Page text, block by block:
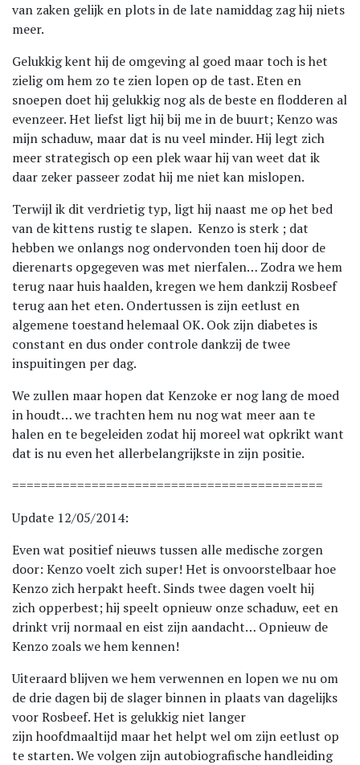
van zaken gelijk en plots in de late namiddag zag hij niets
meer.
Gelukkig kent hij de omgeving al goed maar toch is het
zielig om hem zo te zien lopen op de tast. Eten en
snoepen doet hij gelukkig nog als de beste en flodderen al
evenzeer. Het liefst ligt hij bij me in de buurt; Kenzo was
mijn schaduw, maar dat is nu veel minder. Hij legt zich
meer strategisch op een plek waar hij van weet dat ik
daar zeker passeer zodat hij me niet kan mislopen.
Terwijl ik dit verdrietig typ, ligt hij naast me op het bed
van de kittens rustig te slapen. Kenzo is sterk ; dat
hebben we onlangs nog ondervonden toen hij door de
dierenarts opgegeven was met nierfalen… Zodra we hem
terug naar huis haalden, kregen we hem dankzij Rosbeef
terug aan het eten. Ondertussen is zijn eetlust en
algemene toestand helemaal OK. Ook zijn diabetes is
constant en dus onder controle dankzij de twee
inspuitingen per dag.
We zullen maar hopen dat Kenzoke er nog lang de moed
in houdt… we trachten hem nu nog wat meer aan te
halen en te begeleiden zodat hij moreel wat opkrikt want
dat is nu even het allerbelangrijkste in zijn positie.
===========================================
Update 12/05/2014:
Even wat positief nieuws tussen alle medische zorgen
door: Kenzo voelt zich super! Het is onvoorstelbaar hoe
Kenzo zich herpakt heeft. Sinds twee dagen voelt hij
zich opperbest; hij speelt opnieuw onze schaduw, eet en
drinkt vrij normaal en eist zijn aandacht… Opnieuw de
Kenzo zoals we hem kennen!
Uiteraard blijven we hem verwennen en lopen we nu om
de drie dagen bij de slager binnen in plaats van dagelijks
voor Rosbeef. Het is gelukkig niet langer
zijn hoofdmaaltijd maar het helpt wel om zijn eetlust op
te starten. We volgen zijn autobiografische handleiding